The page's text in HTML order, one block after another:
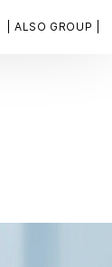
| ALSO GROUP |